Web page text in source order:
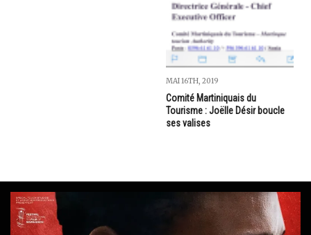
MAI 16TH, 2019
Comité Martiniquais du
Tourisme : Joëlle Désir boucle
ses valises